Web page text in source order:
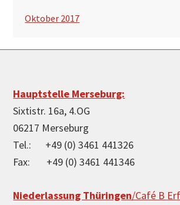
Oktober 2017
Footer
Hauptstelle Merseburg:
Sixtistr. 16a, 4.OG
06217 Merseburg
Tel.: +49 (0) 3461 441326
Fax: +49 (0) 3461 441346
Niederlassung Thüringen/Café B